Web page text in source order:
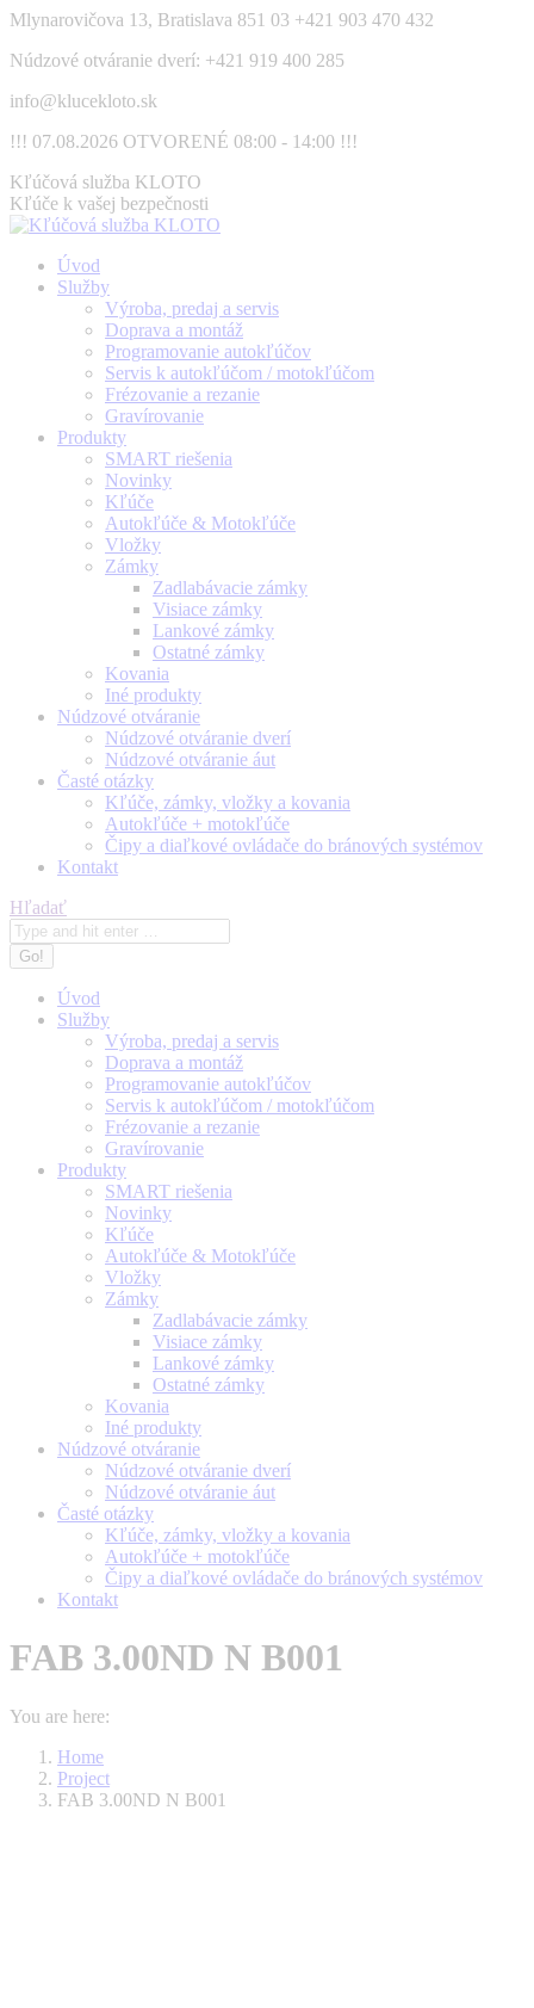
Skip
content
Mlynarovičova 13, Bratislava 851 03 +421 903 470 432
Núdzové otváranie dverí: +421 919 400 285
info@klucekloto.sk
!!! 07.08.2026 OTVORENÉ 08:00 - 14:00 !!!
Facebook
page
opens
new
window
Kľúčová služba KLOTO
Kľúče k vašej bezpečnosti
Úvod
Služby
Výroba, predaj a servis
Doprava a montáž
Programovanie autokľúčov
Servis k autokľúčom / motokľúčom
Frézovanie a rezanie
Gravírovanie
Produkty
SMART riešenia
Novinky
Kľúče
Autokľúče & Motokľúče
Vložky
Zámky
Zadlabávacie zámky
Visiace zámky
Lankové zámky
Ostatné zámky
Kovania
Iné produkty
Núdzové otváranie
Núdzové otváranie dverí
Núdzové otváranie áut
Časté otázky
Kľúče, zámky, vložky a kovania
Autokľúče + motokľúče
Čipy a diaľkové ovládače do bránových systémov
Kontakt
Search:
Hľadať
Úvod
Služby
Výroba, predaj a servis
Doprava a montáž
Programovanie autokľúčov
Servis k autokľúčom / motokľúčom
Frézovanie a rezanie
Gravírovanie
Produkty
SMART riešenia
Novinky
Kľúče
Autokľúče & Motokľúče
Vložky
Zámky
Zadlabávacie zámky
Visiace zámky
Lankové zámky
Ostatné zámky
Kovania
Iné produkty
Núdzové otváranie
Núdzové otváranie dverí
Núdzové otváranie áut
Časté otázky
Kľúče, zámky, vložky a kovania
Autokľúče + motokľúče
Čipy a diaľkové ovládače do bránových systémov
Kontakt
FAB 3.00ND N B001
You are here:
Home
Project
FAB 3.00ND N B001